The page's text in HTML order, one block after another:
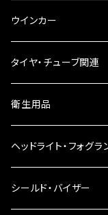
ウインカー
ウインカーリレー
ウインカーレンズ
LEDウインカー
電球型ウインカー
タイヤ・チューブ関連
衛生用品
ヘッドライト・フォグラ
ヘッドライト
シールド・バイザー